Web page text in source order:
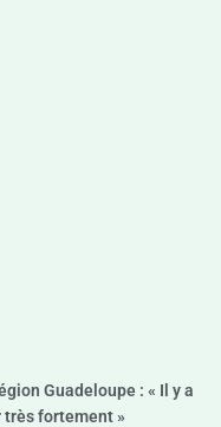
Guadeloupe : « Il y a
très fortement »